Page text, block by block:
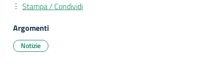
Stampa / Condividi
Argomenti
Notizie